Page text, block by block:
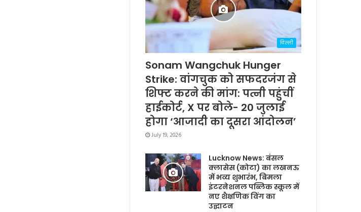
दिल्ली
Sonam Wangchuk Hunger
Strike: वांगचुक को सफदरजंग से
शिफ्ट करने की मांग: पत्नी पहुंचीं
हाईकोर्ट, X पर बोले- 20 जुलाई
होगा ‘आजादी का दूसरा आंदोलन’
July 19, 2026
Lucknow News: बंसल
क्लासेस (कोटा) का लखनऊ
में भव्य शुभारंभ, बिमला
इंटरनेशनल पब्लिक स्कूल में
नए शैक्षणिक विंग का
उद्घाटन